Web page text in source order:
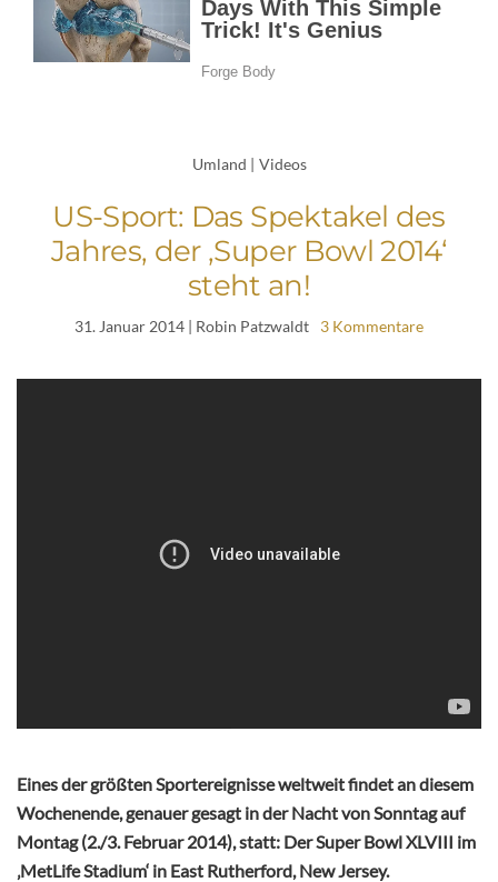
Umland | Videos
US-Sport: Das Spektakel des
Jahres, der ‚Super Bowl 2014‘
steht an!
31. Januar 2014 | Robin Patzwaldt 3 Kommentare
Eines der größten Sportereignisse weltweit findet an diesem
Wochenende, genauer gesagt in der Nacht von Sonntag auf
Montag (2./3. Februar 2014), statt: Der Super Bowl XLVIII im
‚MetLife Stadium‘ in East Rutherford, New Jersey.